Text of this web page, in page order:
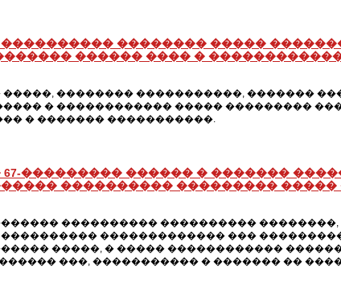
�������� �����
������ ���� �
�������� �����������, �������
� ������������ ����� ���������
� ������� �����������.
��������� ������ � �������
���������� ��������� �����
���������� ����������
������������� ���
�����, � ����� ������������
���, ����������� � ������� ��